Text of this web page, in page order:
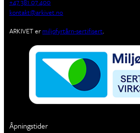
+47 381 07 400
kontakt@arkivet.no
ARKIVET er miljøfyrtårn-sertifisert.
Åpningstider